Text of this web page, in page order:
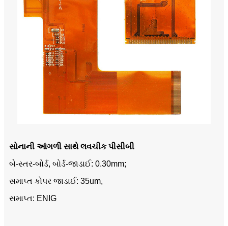
સોનાની આંગળી સાથે લવચીક પીસીબી
બે-સ્તર-બોર્ડ, બોર્ડ-જાડાઈ: 0.30mm;
સમાપ્ત કોપર જાડાઈ: 35um,
સમાપ્ત: ENIG